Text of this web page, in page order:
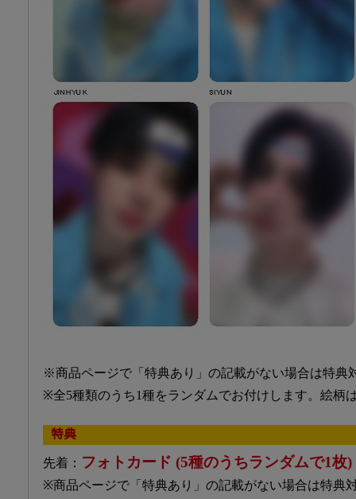
※商品ページで「特典あり」の記載がない場合は特典
※全5種類のうち1種をランダムでお付けします。絵柄
特典
先着： フォトカード (5種のうちランダムで1枚)
※商品ページで「特典あり」の記載がない場合は特典